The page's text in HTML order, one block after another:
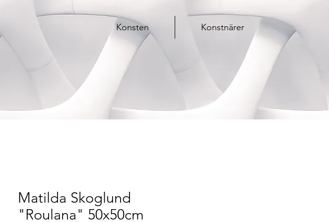
Konsten Konstnärer
Matilda Skoglund
"Roulana" 50x50cm